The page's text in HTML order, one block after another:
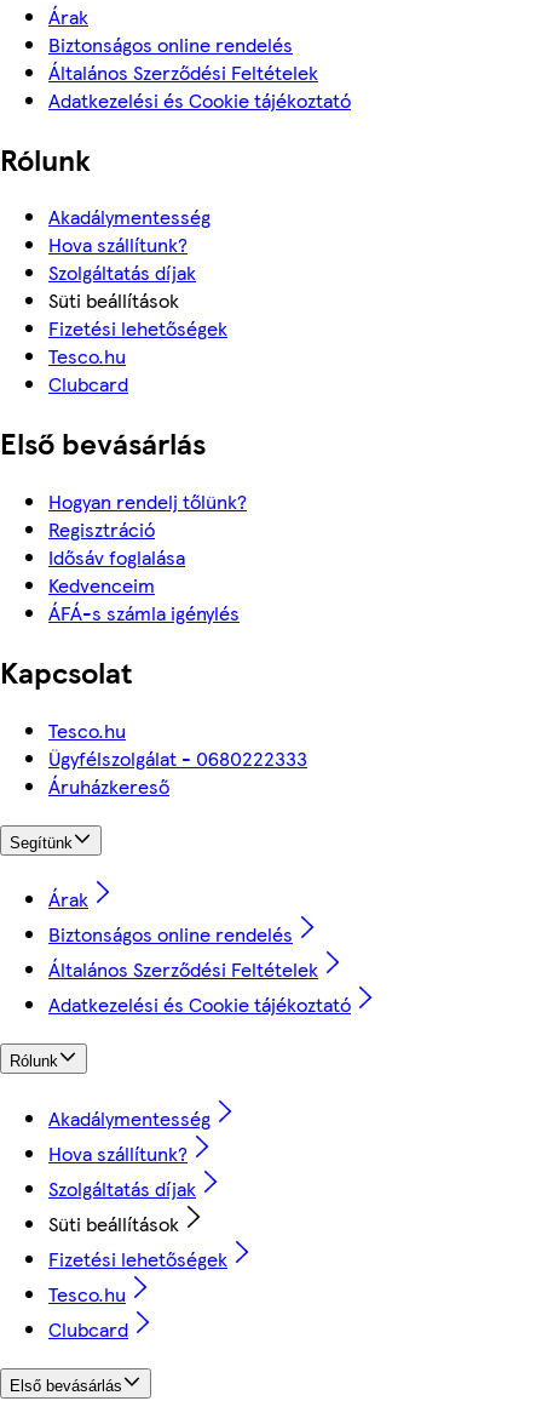
Árak
Biztonságos online rendelés
Általános Szerződési Feltételek
Adatkezelési és Cookie tájékoztató
Rólunk
Akadálymentesség
Hova szállítunk?
Szolgáltatás díjak
Süti beállítások
Fizetési lehetőségek
Tesco.hu
Clubcard
Első bevásárlás
Hogyan rendelj tőlünk?
Regisztráció
Idősáv foglalása
Kedvenceim
ÁFÁ-s számla igénylés
Kapcsolat
Tesco.hu
Ügyfélszolgálat - 0680222333
Áruházkereső
Segítünk
Árak
Biztonságos online rendelés
Általános Szerződési Feltételek
Adatkezelési és Cookie tájékoztató
Rólunk
Akadálymentesség
Hova szállítunk?
Szolgáltatás díjak
Süti beállítások
Fizetési lehetőségek
Tesco.hu
Clubcard
Első bevásárlás